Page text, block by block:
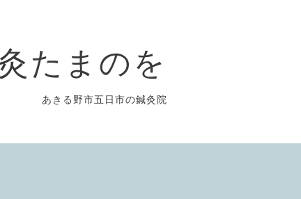
たまのを
あきる野市五日市の鍼灸院